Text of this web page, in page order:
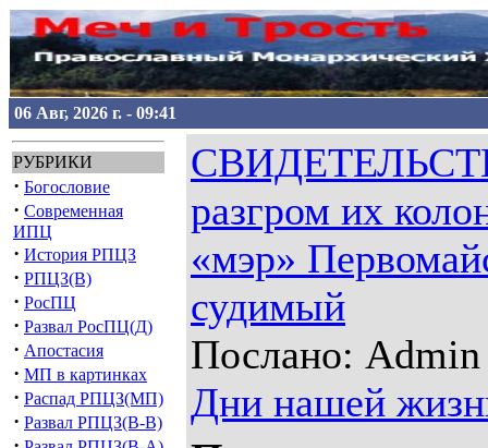
06 Авг, 2026 г. - 09:41
РУБРИКИ
· Богословие
· Современная
ИПЦ
· История РПЦЗ
· РПЦЗ(В)
· РосПЦ
· Развал РосПЦ(Д)
· Апостасия
· МП в картинках
· Распад РПЦЗ(МП)
· Развал РПЦЗ(В-В)
разгром их
«мэр»
судимый
Послано: Admin
Дни нашей